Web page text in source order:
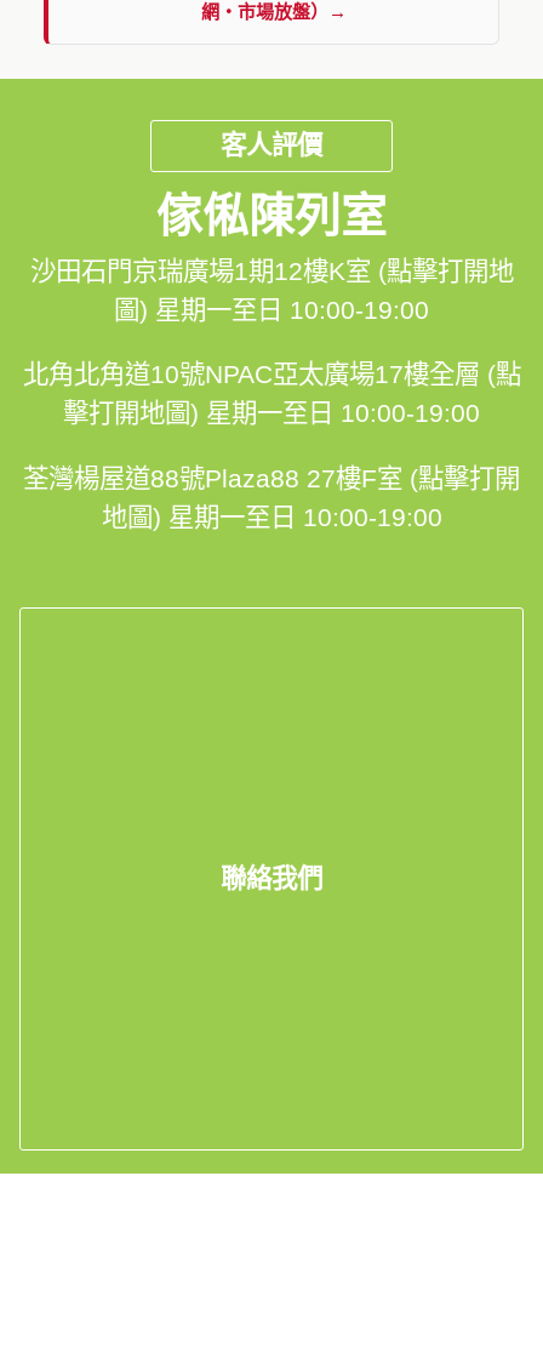
網・市場放盤）→
客人評價
傢俬陳列室
沙田石門京瑞廣場1期12樓K室 (點擊打開地
圖) 星期一至日 10:00-19:00
北角北角道10號NPAC亞太廣場17樓全層 (點
擊打開地圖) 星期一至日 10:00-19:00
荃灣楊屋道88號Plaza88 27樓F室 (點擊打開
地圖) 星期一至日 10:00-19:00
聯絡我們